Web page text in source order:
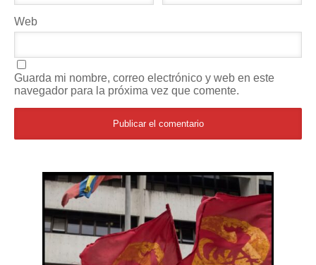
Web
Guarda mi nombre, correo electrónico y web en este
navegador para la próxima vez que comente.